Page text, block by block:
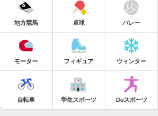
地方競馬 卓球 バレー
モーター フィギュア ウィンター
自転車 学生スポーツ Doスポーツ